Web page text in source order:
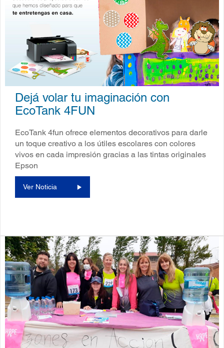
Dejá volar tu imaginación con
EcoTank 4FUN
EcoTank 4fun ofrece elementos decorativos para darle
un toque creativo a los útiles escolares con colores
vivos en cada impresión gracias a las tintas originales
Epson
Ver Noticia